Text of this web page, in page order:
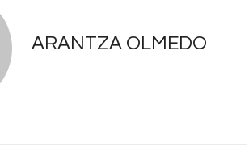
ARANTZA OLMEDO